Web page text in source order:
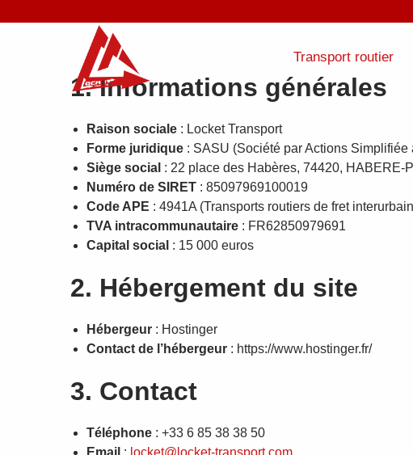
a
v
i
o
a
t
e
Transport routier
1. Informations générales
Raison sociale : Locket Transport
Forme juridique : SASU (Société par Actions Simplifiée
Siège social : 22 place des Habères, 74420, HABERE-
Numéro de SIRET : 85097969100019
Code APE : 4941A (Transports routiers de fret
TVA intracommunautaire : FR62850979691
Capital social : 15 000 euros
2. Hébergement du site
Hébergeur : Hostinger
Contact de l’hébergeur : https://www.hostinger.fr/
3. Contact
Téléphone : +33 6 85 38 38 50
Email : locket@locket-transport.com